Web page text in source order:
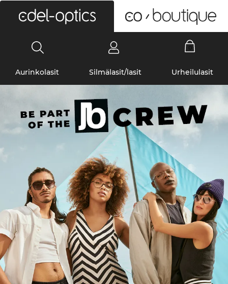
Aurinkolasit Silmälasit/lasit Urheilulasit